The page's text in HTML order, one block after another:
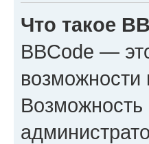
Что такое
BBCode —
Возможность